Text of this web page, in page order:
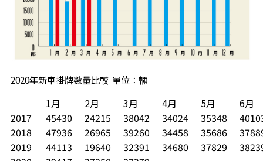
2020年新車掛牌數量比較 單位：輛
1月 2月 3月 4月 5月
6月
2017
45430 24215 38042 34024 35348
2018
47936 26965 39260 34458 35686
2019
44113 19640 32391 34680 37829